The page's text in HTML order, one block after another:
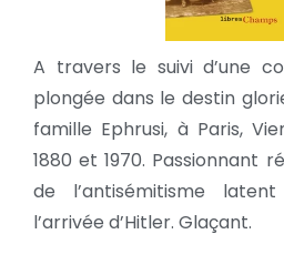
A travers le suivi d’une
plongée dans le destin
famille Ephrusi, à Paris,
1880 et 1970. Passionnant
de l’antisémitisme
l’arrivée d’Hitler. Glaçant.